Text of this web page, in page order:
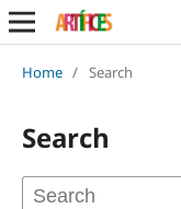
Home / Search
Search